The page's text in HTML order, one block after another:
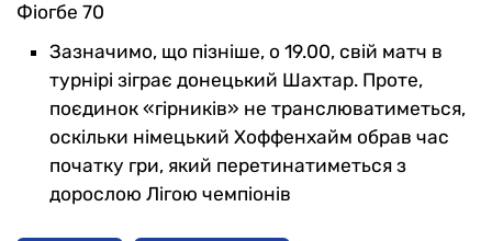
Фіогбе 70
Зазначимо, що пізніше, о 19.00, свій матч в
турнірі зіграє донецький Шахтар. Проте,
поєдинок «гірників» не транслюватиметься,
оскільки німецький Хоффенхайм обрав час
початку гри, який перетинатиметься з
дорослою Лігою чемпіонів